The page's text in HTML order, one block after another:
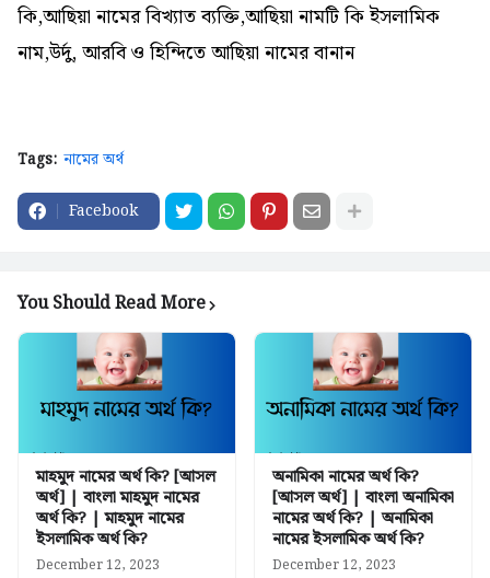
কি,আছিয়া নামের বিখ্যাত ব্যক্তি,আছিয়া নামটি কি ইসলামিক
নাম,উর্দু, আরবি ও হিন্দিতে আছিয়া নামের বানান
Tags: নামের অর্থ
Facebook
You Should Read More
মাহমুদ নামের অর্থ কি? [আসল
অর্থ] | বাংলা মাহমুদ নামের
অর্থ কি? | মাহমুদ নামের
ইসলামিক অর্থ কি?
December 12, 2023
অনামিকা নামের অর্থ কি?
[আসল অর্থ] | বাংলা অনামিকা
নামের অর্থ কি? | অনামিকা
নামের ইসলামিক অর্থ কি?
December 12, 2023